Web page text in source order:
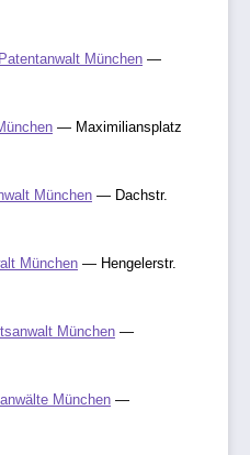
München —
— Maximiliansplatz
München — Dachstr.
München — Hengelerstr.
München —
München —